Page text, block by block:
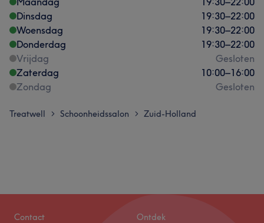
Dinsdag
19:30–22:00
Woensdag
19:30–22:00
Donderdag
19:30–22:00
Vrijdag
Gesloten
Zaterdag
10:00–16:00
Zondag
Gesloten
Treatwell > Schoonheidssalon > Zuid-Holland
Contact Ontdek